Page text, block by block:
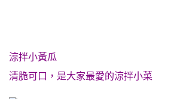
涼拌小黃瓜
清脆可口，是大家最愛的涼拌小菜